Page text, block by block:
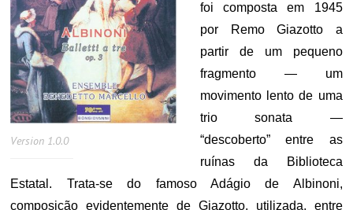
Version 1.0.0
foi composta em 1945
por Remo Giazotto a
partir de um pequeno
fragmento — um
movimento lento de uma
trio sonata —
“descoberto” entre as
ruínas da Biblioteca
Estatal. Trata-se do famoso Adágio de Albinoni,
composição evidentemente de Giazotto, utilizada, entre